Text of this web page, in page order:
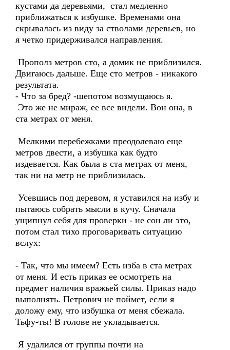
кустами да деревьями, стал медленно
приближаться к избушке. Временами она
скрывалась из виду за стволами деревьев, но
я четко придерживался направления.
Прополз метров сто, а домик не приблизился.
Двигаюсь дальше. Еще сто метров - никакого
результата.
- Что за бред? -шепотом возмущаюсь я.
Это же не мираж, ее все видели. Вон она, в
ста метрах от меня.
Мелкими перебежками преодолеваю еще
метров двести, а избушка как будто
издевается. Как была в ста метрах от меня,
так ни на метр не приблизилась.
Усевшись под деревом, я уставился на избу и
пытаюсь собрать мысли в кучу. Сначала
ущипнул себя для проверки - не сон ли это,
потом стал тихо проговаривать ситуацию
вслух:
- Так, что мы имеем? Есть изба в ста метрах
от меня. И есть приказ ее осмотреть на
предмет наличия вражьей силы. Приказ надо
выполнять. Петрович не поймет, если я
доложу ему, что избушка от меня сбежала.
Тьфу-ты! В голове не укладывается.
Я удалился от группы почти на